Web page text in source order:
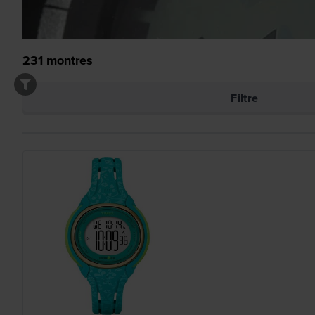
231 montres
Filtre